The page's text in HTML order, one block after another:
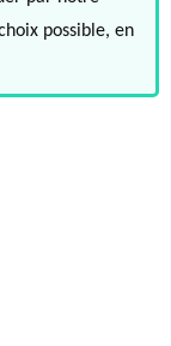
possible, en